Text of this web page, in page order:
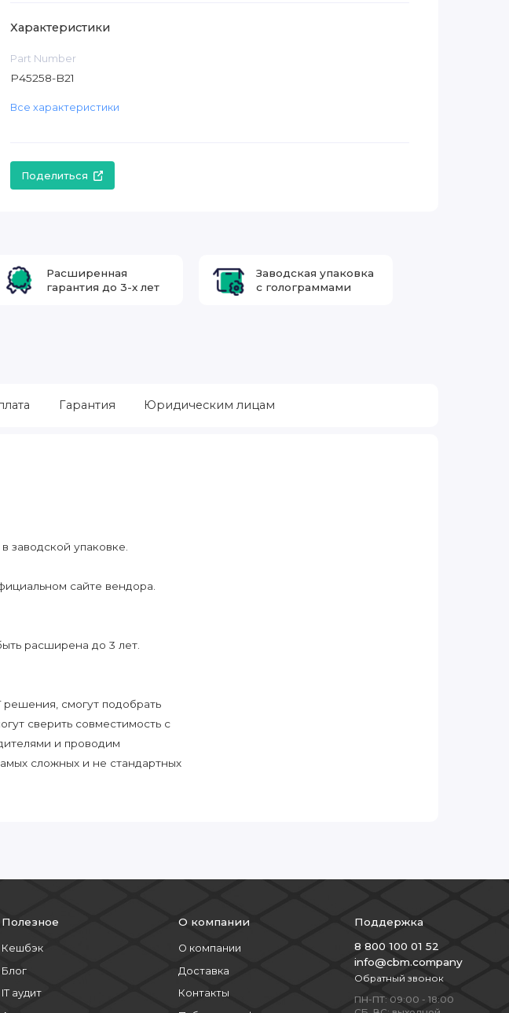
Характеристики
Part Number
P45258-B21
Все характеристики
Поделиться
Расширенная
гарантия до 3-х лет
Заводская упаковка
с голограммами
Гарантия Юридическим лицам
заводской упаковке.
сайте вендора.
расширена до 3 лет.
смогут подобрать
сверить совместимость с
и проводим
сложных и не стандартных
Полезное
Кешбэк
Блог
IT аудит
О компании
О компании
Доставка
Контакты
Поддержка
8 800 100 01 52
info@cbm.company
Обратный звонок
ПН-ПТ: 09:00 - 18:00